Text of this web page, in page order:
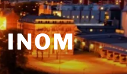
INOM